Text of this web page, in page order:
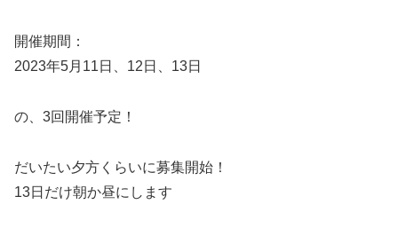
開催期間：
2023年5月11日、12日、13日
の、3回開催予定！
だいたい夕方くらいに募集開始！
13日だけ朝か昼にします